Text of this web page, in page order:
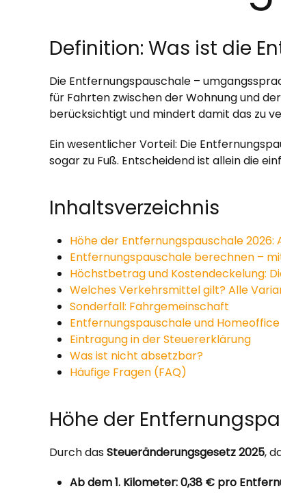
Definition: Was ist die
Die Entfernungspauschale –
für Fahrten zwischen der Wohnung und
berücksichtigt und mindert damit das zu
Ein wesentlicher Vorteil: Die
sogar zu Fuß. Entscheidend ist allein die
Inhaltsverzeichnis
Höhe der Entfernungspauschale
Entfernungspauschale berechnen –
Höchstbetrag und Kostendeckelung:
Welches Verkehrsmittel gilt? Alle
Sonderfall: Fahrgemeinschaft
Entfernungspauschale und Homeoffice
Eintragung in der Steuererklärung
Was ist nicht absetzbar?
Häufige Fragen (FAQ)
Höhe der
Durch dasSteueränderungsgesetz 2025,
Ab dem 1. Kilometer: 0,38 € pro